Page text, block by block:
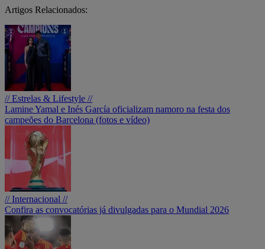
Artigos Relacionados:
// Estrelas & Lifestyle //
Lamine Yamal e Inés García oficializam namoro na festa dos
campeões do Barcelona (fotos e vídeo)
// Internacional //
Confira as convocatórias já divulgadas para o Mundial 2026